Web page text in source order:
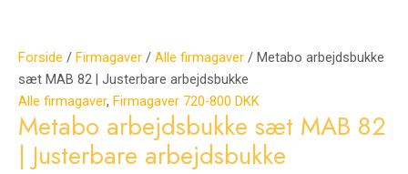
Forside / Firmagaver / Alle firmagaver / Metabo arbejdsbukke
sæt MAB 82 | Justerbare arbejdsbukke
Alle firmagaver, Firmagaver 720-800 DKK
Metabo arbejdsbukke sæt MAB 82
| Justerbare arbejdsbukke